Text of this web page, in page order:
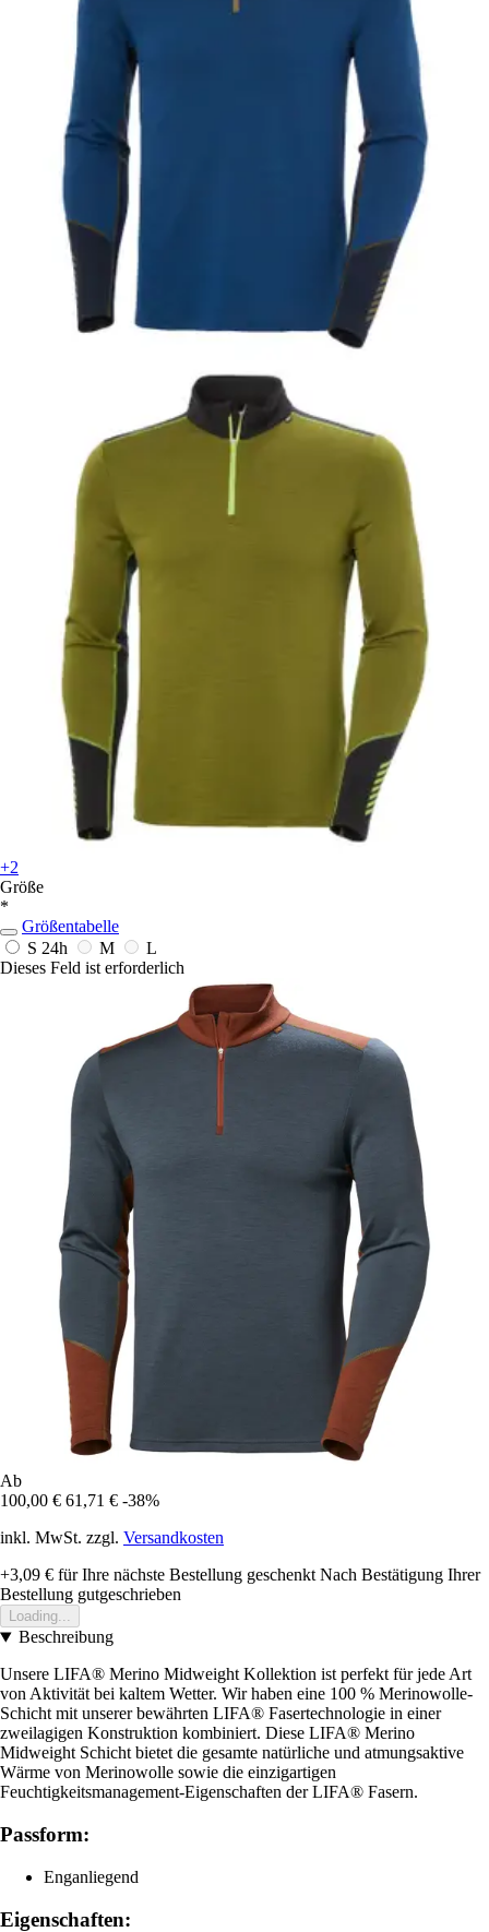
+2
Größe
*
Größentabelle
S 24h M
L
Dieses Feld ist erforderlich
Ab
100,00 € 61,71 € -38%
inkl. MwSt. zzgl. Versandkosten
+3,09 € für Ihre nächste Bestellung geschenkt Nach Bestätigung Ihrer
Bestellung gutgeschrieben
Loading...
Beschreibung
Unsere LIFA® Merino Midweight Kollektion ist perfekt für jede Art
von Aktivität bei kaltem Wetter. Wir haben eine 100 % Merinowolle-
Schicht mit unserer bewährten LIFA® Fasertechnologie in einer
zweilagigen Konstruktion kombiniert. Diese LIFA® Merino
Midweight Schicht bietet die gesamte natürliche und atmungsaktive
Wärme von Merinowolle sowie die einzigartigen
Feuchtigkeitsmanagement-Eigenschaften der LIFA® Fasern.
Passform:
Enganliegend
Eigenschaften: